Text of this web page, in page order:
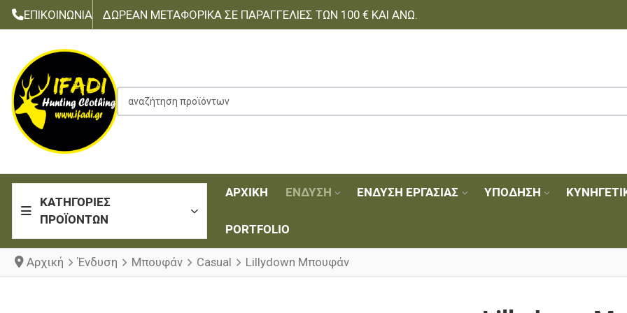
ΕΠΙΚΟΙΝΩΝΊΑ ΔΩΡΕΆΝ ΜΕΤΑΦΟΡΙΚΆ ΣΕ ΠΑΡΑΓΓΕΛΊΕΣ ΤΩΝ 100 € ΚΑΙ ΆΝΩ.
αναζήτηση προϊόντων
ΚΑΤΗΓΟΡΊΕΣ
ΠΡΟΪΌΝΤΩΝ
ΑΡΧΙΚΉ ΈΝΔΥΣΗ ΈΝΔΥΣΗ ΕΡΓΑΣΊΑΣ ΥΠΌΔΗΣΗ
PORTFOLIO
Αρχική Ένδυση Μπουφάν Casual Lillydown Μπουφάν